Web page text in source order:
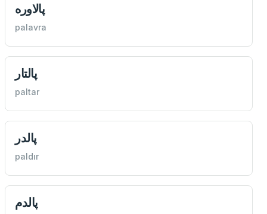
پالاوره
palavra
پالتار
paltar
پالدر
paldır
پالدم